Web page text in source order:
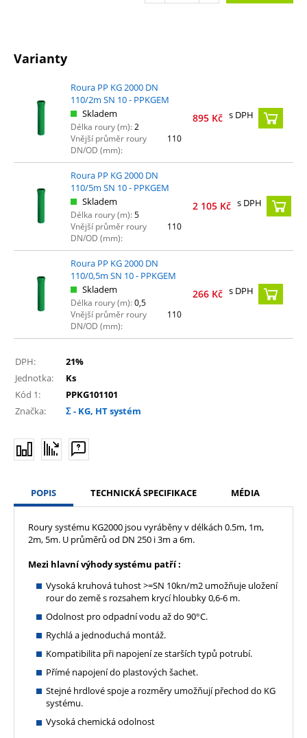
Varianty
Roura PP KG 2000 DN
110/2m SN 10 - PPKGEM
Skladem
Délka roury (m):2
Vnější průměr roury
DN/OD (mm):
110
895 Kč s DPH
Roura PP KG 2000 DN
110/5m SN 10 - PPKGEM
Skladem
Délka roury (m):5
Vnější průměr roury
DN/OD (mm):
110
2 105 Kč s DPH
Roura PP KG 2000 DN
110/0,5m SN 10 - PPKGEM
Skladem
Délka roury (m):0,5
Vnější průměr roury
DN/OD (mm):
110
266 Kč s DPH
DPH:
21%
Jednotka:
Ks
Kód 1:
PPKG101101
Značka:
Σ - KG, HT systém
POPIS TECHNICKÁ SPECIFIKACE MÉDIA
Roury systému KG2000 jsou vyráběny v délkách 0.5m, 1m,
2m, 5m. U průměrů od DN 250 i 3m a 6m.
Mezi hlavní výhody systému patří :
Vysoká kruhová tuhost >=SN 10kn/m2 umožňuje uložení
rour do země s rozsahem krycí hloubky 0,6-6 m.
Odolnost pro odpadní vodu až do 90°C.
Rychlá a jednoduchá montáž.
Kompatibilita při napojení ze starších typů potrubí.
Přímé napojení do plastových šachet.
Stejné hrdlové spoje a rozměry umožňují přechod do KG
systému.
Vysoká chemická odolnost